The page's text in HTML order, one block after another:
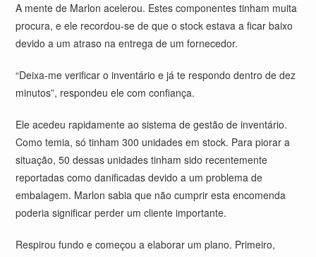
A mente de Marlon acelerou. Estes componentes tinham muita
procura, e ele recordou-se de que o stock estava a ficar baixo
devido a um atraso na entrega de um fornecedor.
“Deixa-me verificar o inventário e já te respondo dentro de dez
minutos”, respondeu ele com confiança.
Ele acedeu rapidamente ao sistema de gestão de inventário.
Como temia, só tinham 300 unidades em stock. Para piorar a
situação, 50 dessas unidades tinham sido recentemente
reportadas como danificadas devido a um problema de
embalagem. Marlon sabia que não cumprir esta encomenda
poderia significar perder um cliente importante.
Respirou fundo e começou a elaborar um plano. Primeiro,